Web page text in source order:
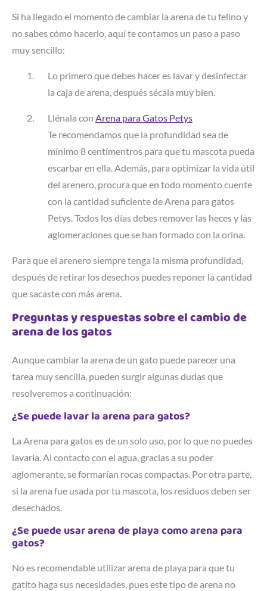
Si ha llegado el momento de cambiar la arena de tu felino y
no sabes cómo hacerlo, aquí te contamos un paso a paso
muy sencillo:
Lo primero que debes hacer es lavar y desinfectar
la caja de arena, después sécala muy bien.
Llénala con Arena para Gatos Petys
Te recomendamos que la profundidad sea de
mínimo 8 centímentros para que tu mascota pueda
escarbar en ella. Además, para optimizar la vida útil
del arenero, procura que en todo momento cuente
con la cantidad suficiente de Arena para gatos
Petys. Todos los días debes remover las heces y las
aglomeraciones que se han formado con la orina.
Para que el arenero siempre tenga la misma profundidad,
después de retirar los desechos puedes reponer la cantidad
que sacaste con más arena.
Preguntas y respuestas sobre el cambio de
arena de los gatos
Aunque cambiar la arena de un gato puede parecer una
tarea muy sencilla, pueden surgir algunas dudas que
resolveremos a continuación:
¿Se puede lavar la arena para gatos?
La Arena para gatos es de un solo uso, por lo que no puedes
lavarla. Al contacto con el agua, gracias a su poder
aglomerante, se formarían rocas compactas. Por otra parte,
si la arena fue usada por tu mascota, los residuos deben ser
desechados.
¿Se puede usar arena de playa como arena para
gatos?
No es recomendable utilizar arena de playa para que tu
gatito haga sus necesidades, pues este tipo de arena no